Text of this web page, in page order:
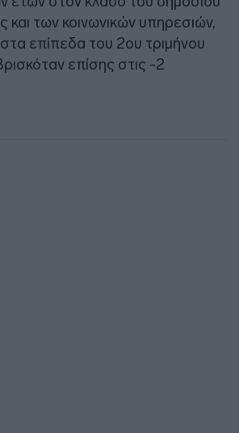
και των κοινωνικών υπηρεσιών,
επίπεδα του 2ου τριμήνου
επίσης στις -2